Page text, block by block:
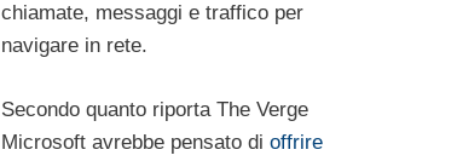
chiamate, messaggi e traffico per
navigare in rete.
Secondo quanto riporta The Verge
Microsoft avrebbe pensato di offrire